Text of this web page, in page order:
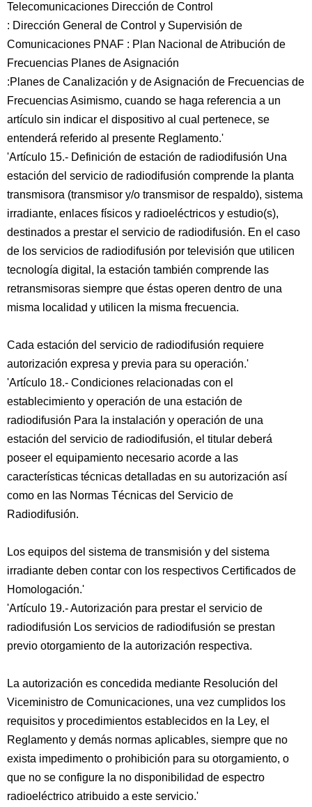
Telecomunicaciones Dirección de Control
: Dirección General de Control y Supervisión de
Comunicaciones PNAF : Plan Nacional de Atribución de
Frecuencias Planes de Asignación
:Planes de Canalización y de Asignación de Frecuencias de
Frecuencias Asimismo, cuando se haga referencia a un
artículo sin indicar el dispositivo al cual pertenece, se
entenderá referido al presente Reglamento.'
'Artículo 15.- Definición de estación de radiodifusión Una
estación del servicio de radiodifusión comprende la planta
transmisora (transmisor y/o transmisor de respaldo), sistema
irradiante, enlaces físicos y radioeléctricos y estudio(s),
destinados a prestar el servicio de radiodifusión. En el caso
de los servicios de radiodifusión por televisión que utilicen
tecnología digital, la estación también comprende las
retransmisoras siempre que éstas operen dentro de una
misma localidad y utilicen la misma frecuencia.
Cada estación del servicio de radiodifusión requiere
autorización expresa y previa para su operación.'
'Artículo 18.- Condiciones relacionadas con el
establecimiento y operación de una estación de
radiodifusión Para la instalación y operación de una
estación del servicio de radiodifusión, el titular deberá
poseer el equipamiento necesario acorde a las
características técnicas detalladas en su autorización así
como en las Normas Técnicas del Servicio de
Radiodifusión.
Los equipos del sistema de transmisión y del sistema
irradiante deben contar con los respectivos Certificados de
Homologación.'
'Artículo 19.- Autorización para prestar el servicio de
radiodifusión Los servicios de radiodifusión se prestan
previo otorgamiento de la autorización respectiva.
La autorización es concedida mediante Resolución del
Viceministro de Comunicaciones, una vez cumplidos los
requisitos y procedimientos establecidos en la Ley, el
Reglamento y demás normas aplicables, siempre que no
exista impedimento o prohibición para su otorgamiento, o
que no se configure la no disponibilidad de espectro
radioeléctrico atribuido a este servicio.'